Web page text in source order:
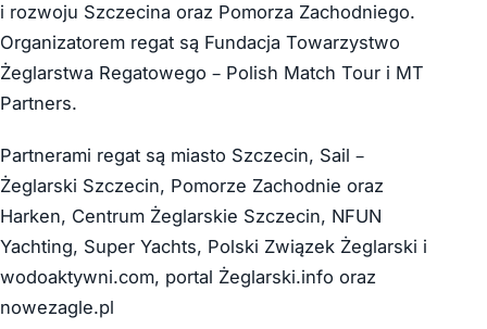
i rozwoju Szczecina oraz Pomorza Zachodniego.
Organizatorem regat są Fundacja Towarzystwo
Żeglarstwa Regatowego – Polish Match Tour i MT
Partners.
Partnerami regat są miasto Szczecin, Sail –
Żeglarski Szczecin, Pomorze Zachodnie oraz
Harken, Centrum Żeglarskie Szczecin, NFUN
Yachting, Super Yachts, Polski Związek Żeglarski i
wodoaktywni.com, portal Żeglarski.info oraz
nowezagle.pl